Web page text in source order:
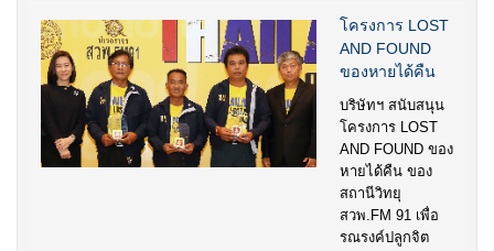
โครงการ LOST
AND FOUND
ของหายได้คืน
บริษัทฯ สนับสนุน
โครงการ LOST
AND FOUND ของ
หายได้คืน ของ
สถานีวิทยุ
สวพ.FM 91 เพื่อ
รณรงค์ปลูกจิต